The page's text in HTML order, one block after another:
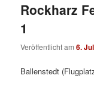
Rockharz
1
Veröffentlicht am6.
Ballenstedt